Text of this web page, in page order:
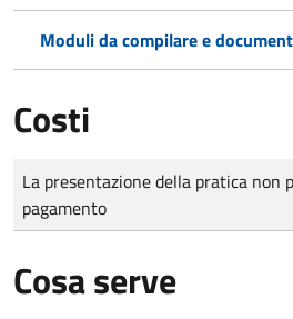
Moduli da compilare e
Costi
Tipo di pagamento
Importo
La presentazione della pratica non
pagamento
Cosa serve